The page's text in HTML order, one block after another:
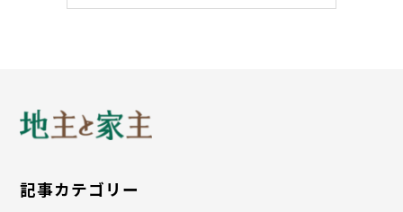
し）の帝が日本を属国にしようと、日本の
帝に難題をふっかけてきました。「中にう
ねうねと折り曲がった穴が通っている玉
記事カテゴリー